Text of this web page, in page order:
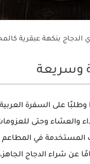
بنكهة عبقرية
وسريعة
وطلبًا على السفرة
والعشاء وحتى
المستخدمة في
عن شراء الدجاج